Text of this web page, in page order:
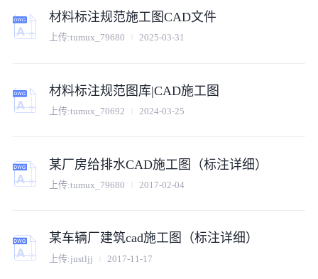
材料标注规范施工图CAD文件
上传:tumux_79680 2025-03-31
材料标注规范图库|CAD施工图
上传:tumux_70692 2024-03-25
某厂房给排水CAD施工图（标注详细）
上传:tumux_79680 2017-02-04
某车辆厂建筑cad施工图（标注详细）
上传:justljj 2017-11-17